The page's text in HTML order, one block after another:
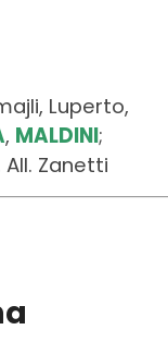
Luperto,
, MALDINI;
Zanetti